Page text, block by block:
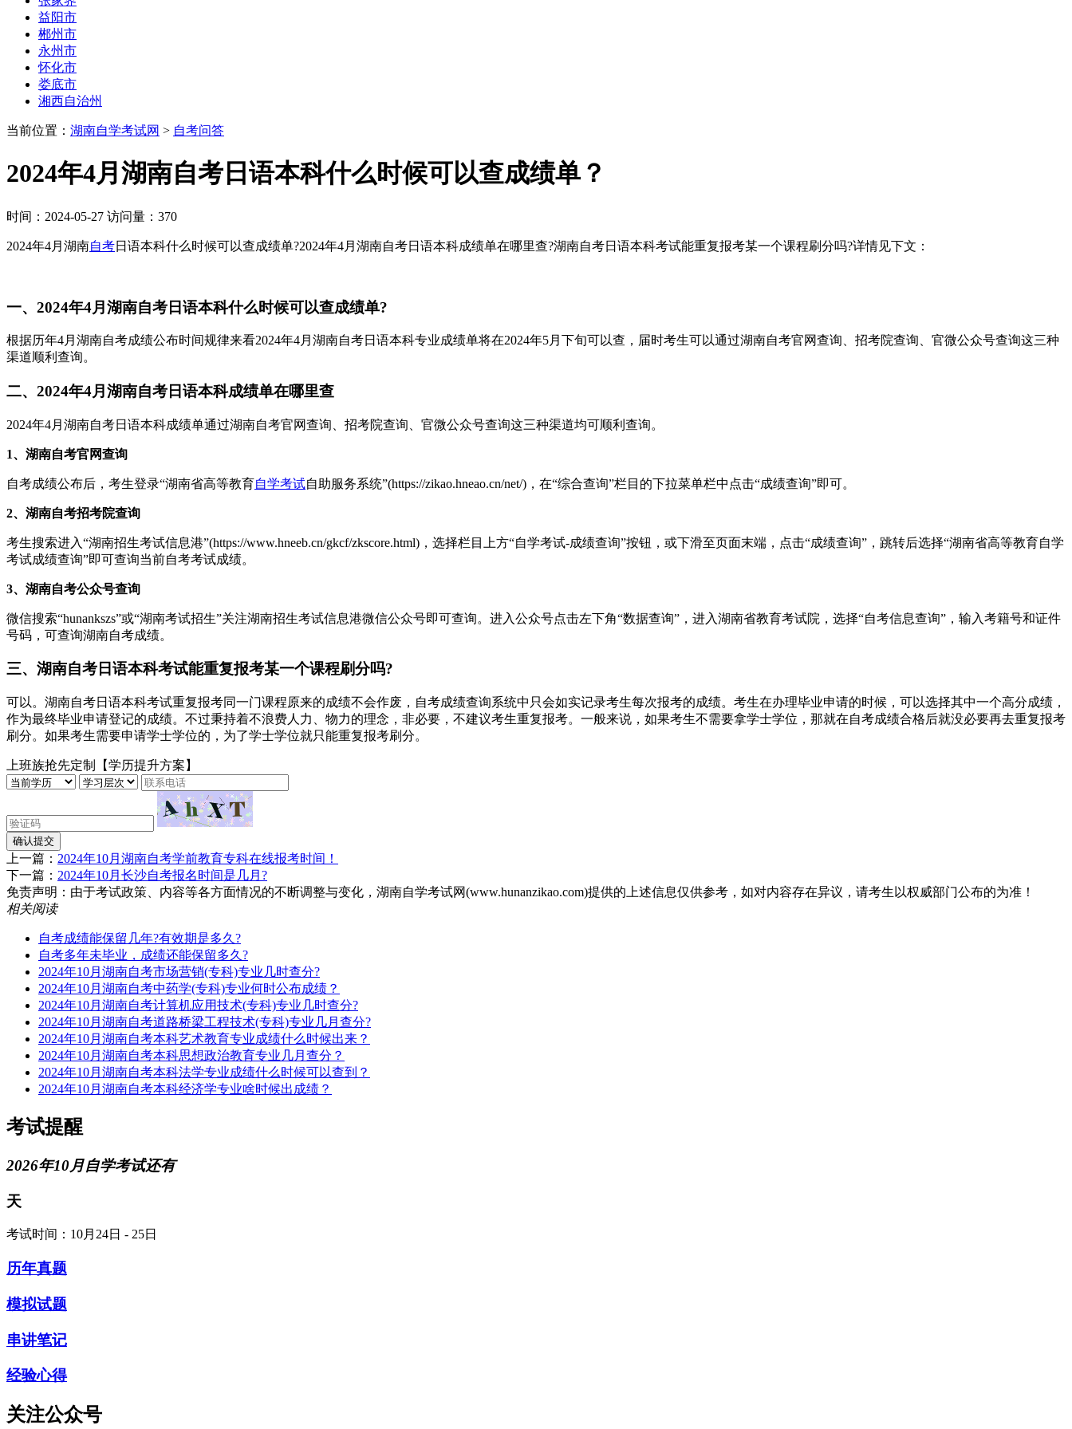
益阳市
郴州市
永州市
怀化市
娄底市
湘西自治州
当前位置： 湖南自学考试网 > 自考问答
2024年4月湖南自考日语本科什么时候可以查成绩单？
时间：2024-05-27 访问量：370
2024年4月湖南自考日语本科什么时候可以查成绩单?2024年4月湖南自考日语本科成绩单在哪里查?湖南自考日语本科考试能重复报考某一个课程刷分吗?详情见下文：
一、2024年4月湖南自考日语本科什么时候可以查成绩单?
根据历年4月湖南自考成绩公布时间规律来看2024年4月湖南自考日语本科专业成绩单将在2024年5月下旬可以查，届时考生可以通过湖南自考官网查询、招考院查询、官微公众号查询这三种
渠道顺利查询。
二、2024年4月湖南自考日语本科成绩单在哪里查
2024年4月湖南自考日语本科成绩单通过湖南自考官网查询、招考院查询、官微公众号查询这三种渠道均可顺利查询。
1、湖南自考官网查询
自考成绩公布后，考生登录“湖南省高等教育自学考试自助服务系统”(https://zikao.hneao.cn/net/)，在“综合查询”栏目的下拉菜单栏中点击“成绩查询”即可。
2、湖南自考招考院查询
考生搜索进入“湖南招生考试信息港”(https://www.hneeb.cn/gkcf/zkscore.html)，选择栏目上方“自学考试-成绩查询”按钮，或下滑至页面末端，点击“成绩查询”，跳转后选择“湖南省高等教育自学
考试成绩查询”即可查询当前自考考试成绩。
3、湖南自考公众号查询
微信搜索“hunankszs”或“湖南考试招生”关注湖南招生考试信息港微信公众号即可查询。进入公众号点击左下角“数据查询”，进入湖南省教育考试院，选择“自考信息查询”，输入考籍号和证件
号码，可查询湖南自考成绩。
三、湖南自考日语本科考试能重复报考某一个课程刷分吗?
可以。湖南自考日语本科考试重复报考同一门课程原来的成绩不会作废，自考成绩查询系统中只会如实记录考生每次报考的成绩。考生在办理毕业申请的时候，可以选择其中一个高分成绩，
作为最终毕业申请登记的成绩。不过秉持着不浪费人力、物力的理念，非必要，不建议考生重复报考。一般来说，如果考生不需要拿学士学位，那就在自考成绩合格后就没必要再去重复报考
刷分。如果考生需要申请学士学位的，为了学士学位就只能重复报考刷分。
上班族抢先定制【学历提升方案】
确认提交
上一篇： 2024年10月湖南自考学前教育专科在线报考时间！
下一篇： 2024年10月长沙自考报名时间是几月?
免责声明：由于考试政策、内容等各方面情况的不断调整与变化，湖南自学考试网(www.hunanzikao.com)提供的上述信息仅供参考，如对内容存在异议，请考生以权威部门公布的为准！
相关阅读
自考成绩能保留几年?有效期是多久?
自考多年未毕业，成绩还能保留多久?
2024年10月湖南自考市场营销(专科)专业几时查分?
2024年10月湖南自考中药学(专科)专业何时公布成绩？
2024年10月湖南自考计算机应用技术(专科)专业几时查分?
2024年10月湖南自考道路桥梁工程技术(专科)专业几月查分?
2024年10月湖南自考本科艺术教育专业成绩什么时候出来？
2024年10月湖南自考本科思想政治教育专业几月查分？
2024年10月湖南自考本科法学专业成绩什么时候可以查到？
2024年10月湖南自考本科经济学专业啥时候出成绩？
考试提醒
2026年10月自学考试还有
天
考试时间：10月24日 - 25日
历年真题
模拟试题
串讲笔记
经验心得
关注公众号